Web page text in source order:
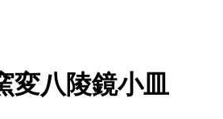
変八陵鏡小皿